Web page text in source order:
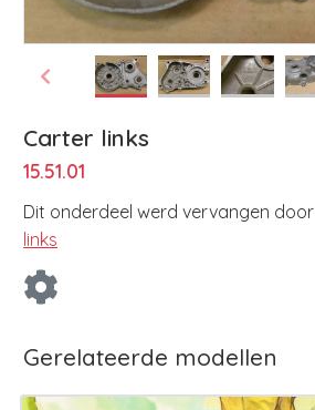
Carter links
15.51.01
Dit onderdeel werd vervangen door
links
Gerelateerde modellen